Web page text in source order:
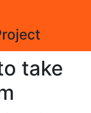
take